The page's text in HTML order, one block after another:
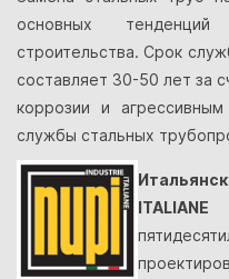
основных
строительства. Срок
составляет 30-50 лет за
коррозии и
службы стальных